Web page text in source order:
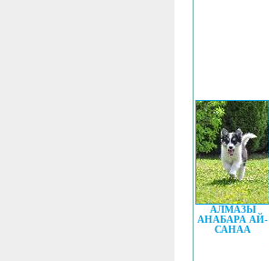
АЛМАЗЫ
АНАБАРА АЙ-
САНАА